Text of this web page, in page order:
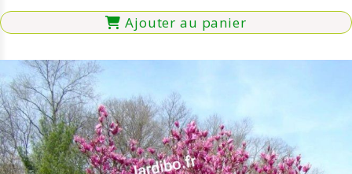
Ajouter au panier